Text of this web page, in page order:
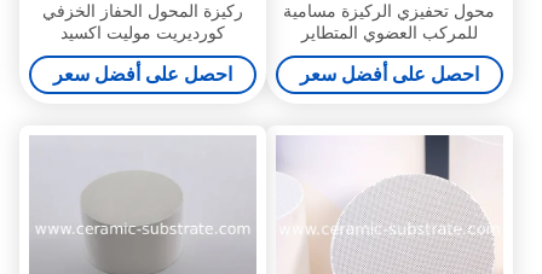
محول تحفيزي الركيزة مسامية
للمركب العضوي المتطاير
احصل على أفضل سعر
ركيزة المحول الحفاز الخزفي
كورديريت موليت اكسيد
الالمونيوم
احصل على أفضل سعر